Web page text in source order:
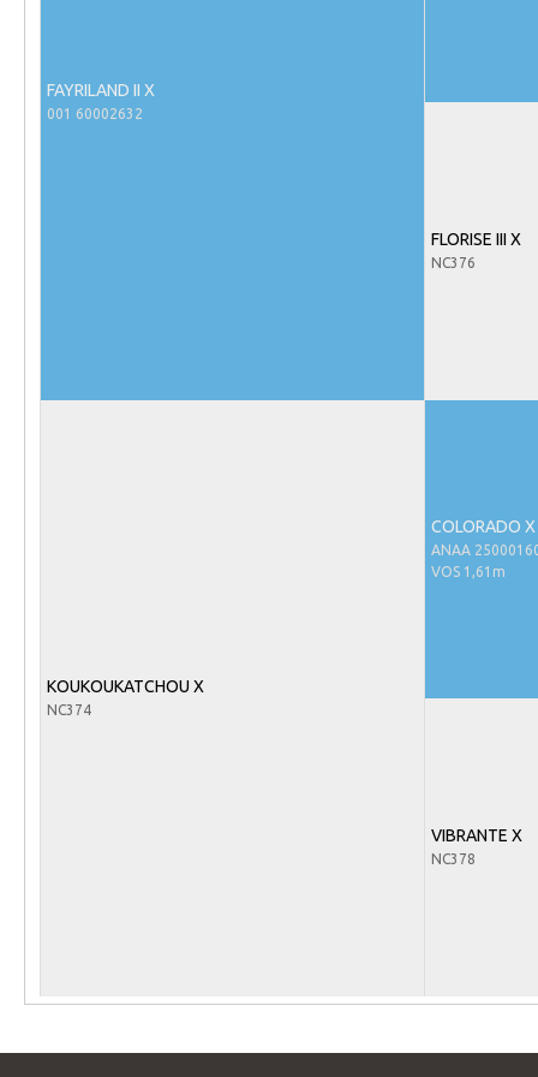
NRPS Keuringen
FAYRILAND II X
001 60002632
FLORISE III X
NC376
KOUKOUKATCHOU X
NC374
COLORADO X
ANAA
VOS 1,61m
VIBRANTE X
NC378